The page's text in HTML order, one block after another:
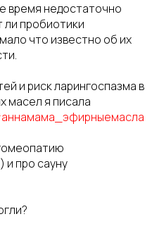
время недостаточно
ли пробиотики
что известно об их
и риск ларингоспазма в
масел я писала
) и про сауну